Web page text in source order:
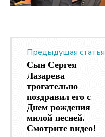
Предыдущая статья
Сын Сергея
Лазарева
трогательно
поздравил его с
Днем рождения
милой песней.
Смотрите видео!